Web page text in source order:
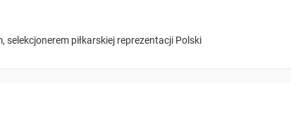
selekcjonerem piłkarskiej reprezentacji Polski